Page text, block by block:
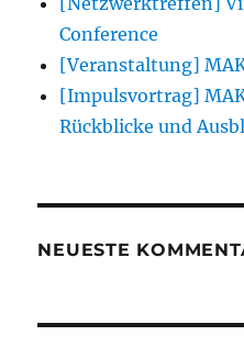
Conference
[Veranstaltung]
[Impulsvortrag]
Rückblicke und
NEUESTE